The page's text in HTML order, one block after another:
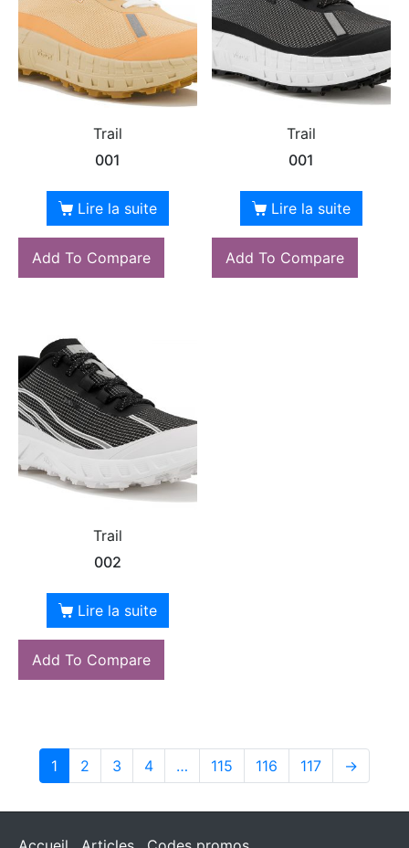
Trail
001
Lire la suite
Add To Compare
Trail
001
Lire la suite
Add To Compare
Trail
002
Lire la suite
Add To Compare
1 2 3 4 … 115 116 117 →